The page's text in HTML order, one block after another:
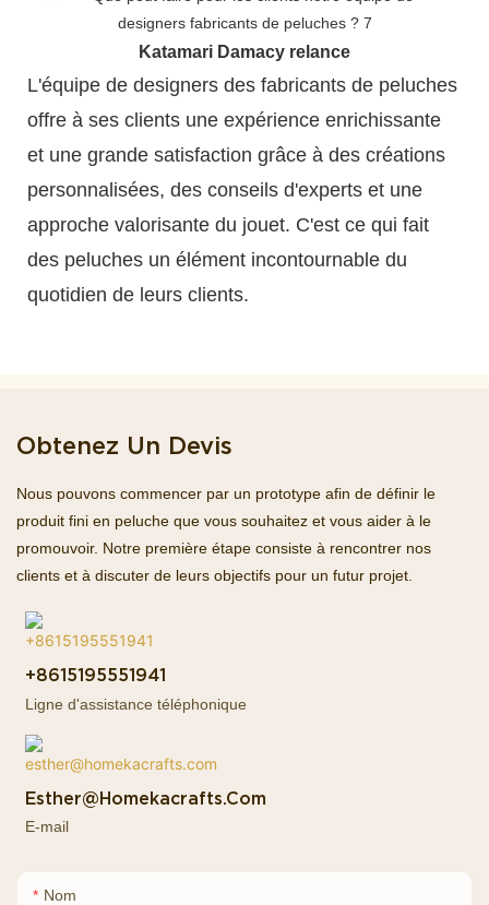
Katamari Damacy relance
L'équipe de designers des fabricants de peluches
offre à ses clients une expérience enrichissante
et une grande satisfaction grâce à des créations
personnalisées, des conseils d'experts et une
approche valorisante du jouet. C'est ce qui fait
des peluches un élément incontournable du
quotidien de leurs clients.
Obtenez Un Devis
Nous pouvons commencer par un prototype afin de définir le
produit fini en peluche que vous souhaitez et vous aider à le
promouvoir. Notre première étape consiste à rencontrer nos
clients et à discuter de leurs objectifs pour un futur projet.
+8615195551941
Ligne d'assistance téléphonique
Esther@homekacrafts.com
E-mail
Nom